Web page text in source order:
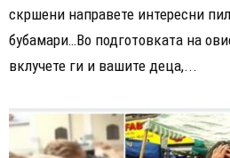
скршени направете интересни
бубамари…Во подготовката на
вклучете ги и вашите деца,...